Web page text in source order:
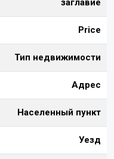
заглавие
Price
Тип недвижимости
Адрес
Населенный пункт
Уезд